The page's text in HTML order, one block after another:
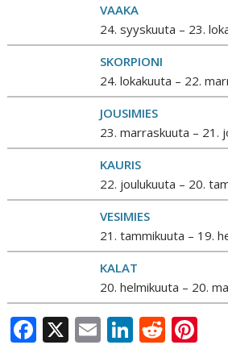
VAAKA
24. syyskuuta – 23.
SKORPIONI
24. lokakuuta – 22.
JOUSIMIES
23. marraskuuta – 21.
KAURIS
22. joulukuuta – 20.
VESIMIES
21. tammikuuta – 19.
KALAT
20. helmikuuta – 20.
F X E Li R